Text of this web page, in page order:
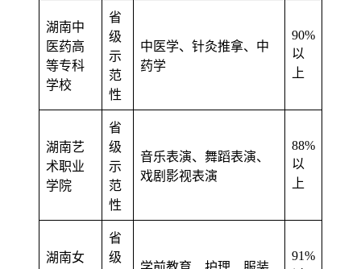
湖南中
医药高
等专科
学校
省
级
示
范
性
中医学、针灸推拿、中
药学
90%
以
上
湖南艺
术职业
学院
省
级
示
范
性
音乐表演、舞蹈表演、
戏剧影视表演
88%
以
上
湖南女
省
级
91%